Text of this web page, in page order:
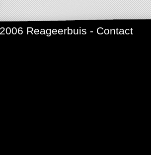
Reageerbuis - Contact